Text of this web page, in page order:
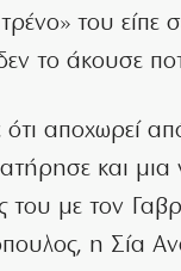
του είπε
το άκουσε
αποχωρεί
και μια
με τον
η Σία